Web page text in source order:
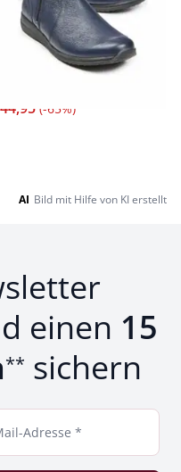
weiches Hirschleder
leichtes Thermofutter
nahtfreier, gepolsterter
(-65%)
AI Bild mit Hilfe von KI erstellt
einen 15
** sichern
Adresse *